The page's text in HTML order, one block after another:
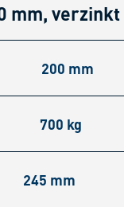
mm, verzinkt
200 mm
700 kg
245 mm